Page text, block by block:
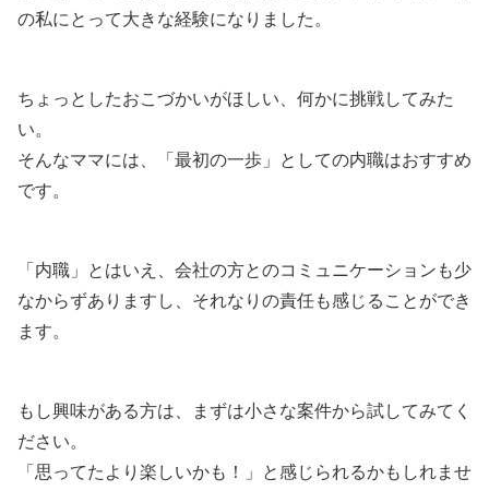
の私にとって大きな経験になりました。
ちょっとしたおこづかいがほしい、何かに挑戦してみた
い。
そんなママには、「最初の一歩」としての内職はおすすめ
です。
「内職」とはいえ、会社の方とのコミュニケーションも少
なからずありますし、それなりの責任も感じることができ
ます。
もし興味がある方は、まずは小さな案件から試してみてく
ださい。
「思ってたより楽しいかも！」と感じられるかもしれませ